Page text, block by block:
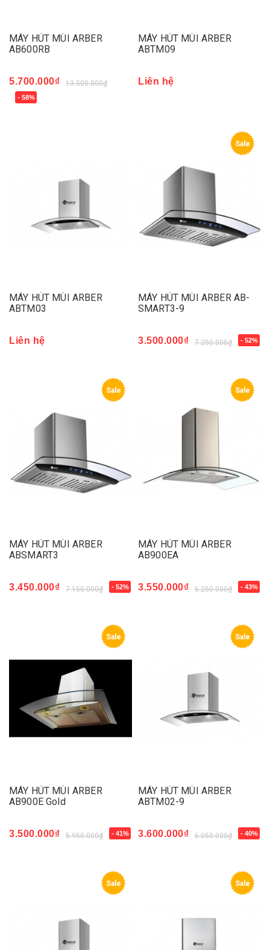
MÁY HÚT MÙI ARBER
AB600RB
5.700.000₫ 13.500.000₫
- 58%
MÁY HÚT MÙI ARBER
ABTM09
Liên hệ
MÁY HÚT MÙI ARBER
ABTM03
Liên hệ
Sale
MÁY HÚT MÙI ARBER AB-
SMART3-9
3.500.000₫ 7.250.000₫ - 52%
Sale
MÁY HÚT MÙI ARBER
ABSMART3
3.450.000₫ 7.150.000₫ - 52%
Sale
MÁY HÚT MÙI ARBER
AB900EA
3.550.000₫ 6.250.000₫ - 43%
Sale
MÁY HÚT MÙI ARBER
AB900E Gold
3.500.000₫ 5.950.000₫ - 41%
Sale
MÁY HÚT MÙI ARBER
ABTM02-9
3.600.000₫ 6.050.000₫ - 40%
Sale Sale